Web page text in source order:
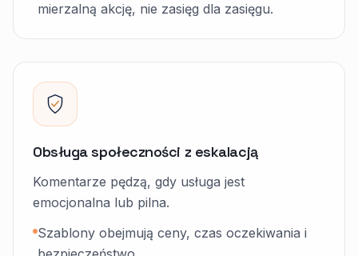
mierzalną akcję, nie zasięg dla zasięgu.
Obsługa społeczności z eskalacją
Komentarze pędzą, gdy usługa jest
emocjonalna lub pilna.
Szablony obejmują ceny, czas oczekiwania i